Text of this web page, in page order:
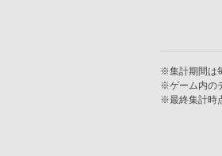
※集計期間は
※ゲーム内の
※最終集計時